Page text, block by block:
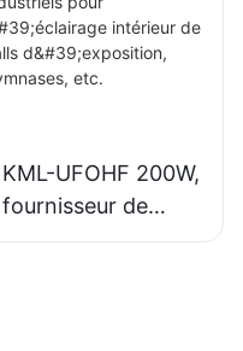
des usines,
gymnases, etc.
KML-UFOHF 200W,
fournisseur de
luminaires LED